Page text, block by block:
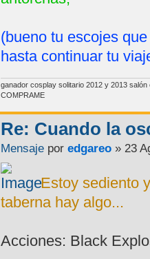
(bueno tu escojes
hasta continuar tu
ganador cosplay solitario 2012 y 2013
COMPRAME
Re: Cuando la
Mensaje poredgareo » 23
Estoy sediento
taberna hay algo...
Acciones: Black